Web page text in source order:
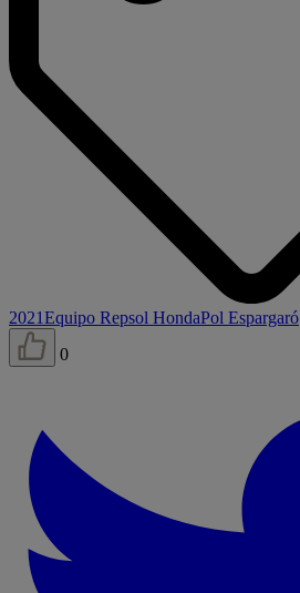
2021Equipo Repsol HondaPol Espargaró
0